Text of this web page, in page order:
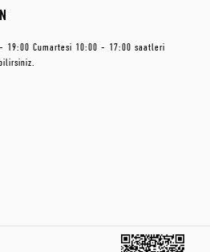
19:00 Cumartesi 10:00 - 17:00 saatleri